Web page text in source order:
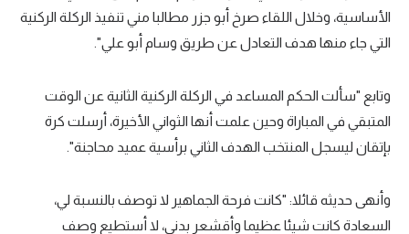
الأساسية، وخلال اللقاء صرخ أبو جزر مطالبا مني تنفيذ الركلة الركنية
التي جاء منها هدف التعادل عن طريق وسام أبو علي".
وتابع "سألت الحكم المساعد في الركلة الركنية الثانية عن الوقت
المتبقي في المباراة وحين علمت أنها الثواني الأخيرة، أرسلت كرة
بإتقان ليسجل المنتخب الهدف الثاني برأسية عميد محاجنة".
وأنهى حديثه قائلا: "كانت فرحة الجماهير لا توصف بالنسبة لي،
السعادة كانت شيئا عظيما وأقشعر بدني، لا أستطيع وصف